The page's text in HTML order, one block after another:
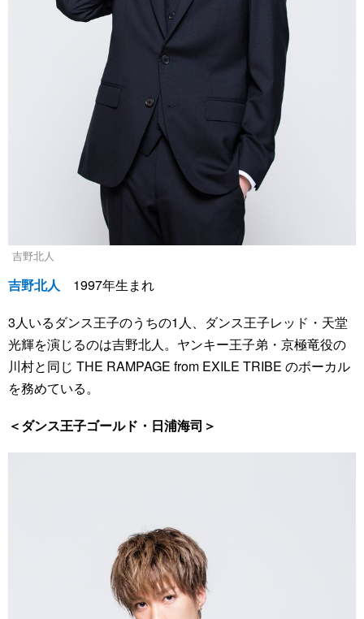
吉野北人
吉野北人 1997年生まれ
3人いるダンス王子のうちの1人、ダンス王子レッド・天堂
光輝を演じるのは吉野北人。ヤンキー王子弟・京極竜役の
川村と同じ THE RAMPAGE from EXILE TRIBE のボーカル
を務めている。
＜ダンス王子ゴールド・日浦海司＞